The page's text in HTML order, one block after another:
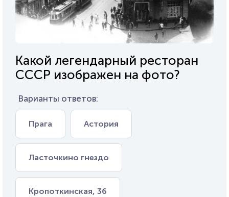
Какой легендарный ресторан
СССР изображен на фото?
Варианты ответов:
Прага Астория
Ласточкино гнездо
Кропоткинская, 36